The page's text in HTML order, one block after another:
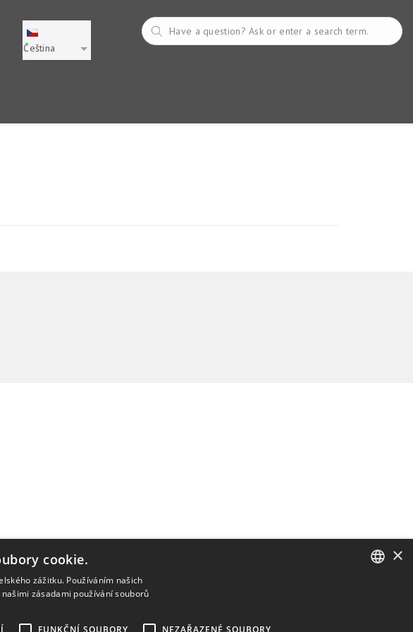
Čeština
×
cookie.
zážitku. Používáním našich
zásadami používání souborů
FUNKČNÍ SOUBORY NEZAŘAZENÉ SOUBORY